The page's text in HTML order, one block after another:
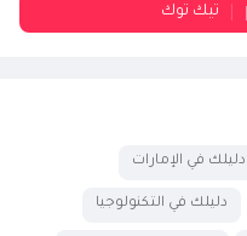
تيك توك
دليلك في الإمارات
دليلك في التكنولوجيا